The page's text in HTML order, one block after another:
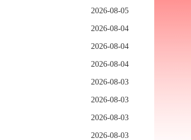
2026-08-05
2026-08-04
2026-08-04
2026-08-04
2026-08-03
2026-08-03
2026-08-03
2026-08-03